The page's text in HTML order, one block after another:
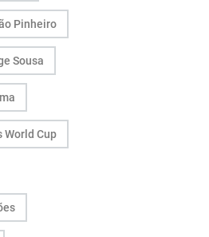
Pinheiro
Sousa
World Cup